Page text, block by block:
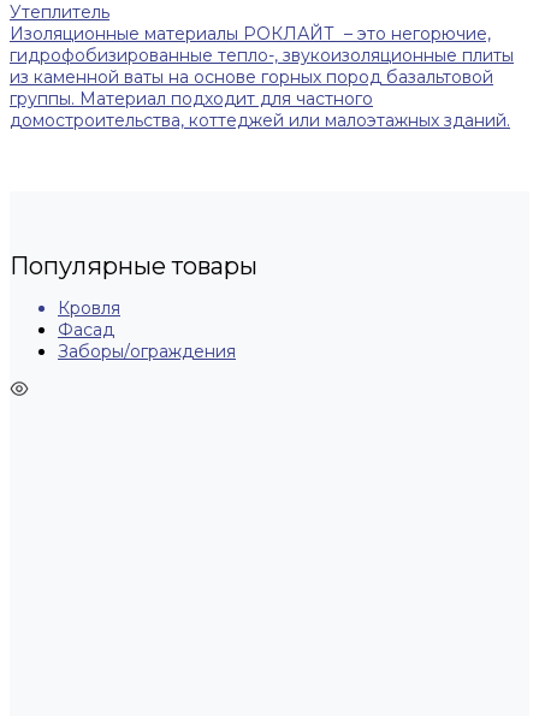
Утеплитель
Изоляционные материалы РОКЛАЙТ – это негорючие,
гидрофобизированные тепло-, звукоизоляционные плиты
из каменной ваты на основе горных пород базальтовой
группы. Материал подходит для частного
домостроительства, коттеджей или малоэтажных зданий.
Популярные товары
Кровля
Фасад
Заборы/ограждения